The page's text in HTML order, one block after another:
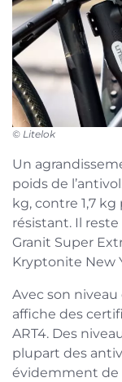
© Litelok
Un
poids de
kg, contre 1,7 kg
résistant. Il
Granit Super
Kryptonite New
Avec son niveau
affiche des
ART4. Des
plupart des
évidemment de